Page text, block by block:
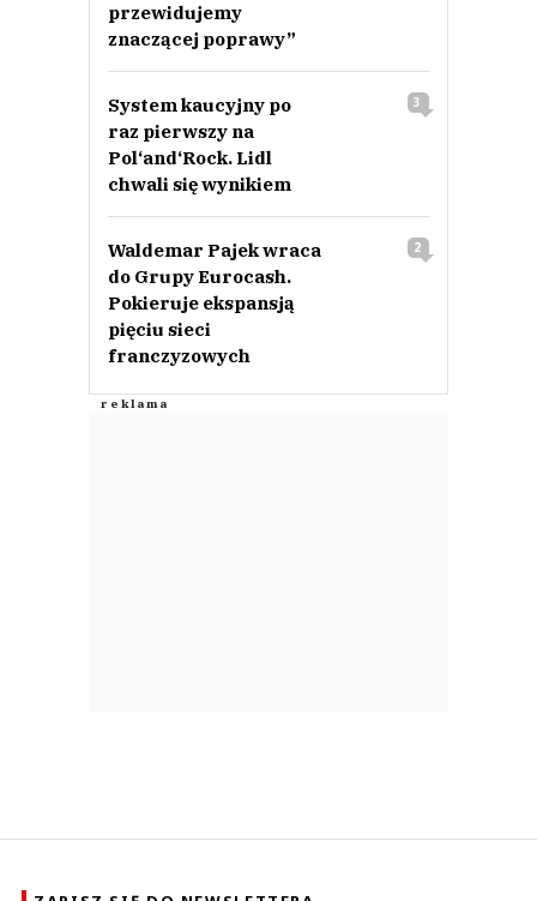
przewidujemy
znaczącej poprawy”
System kaucyjny po
raz pierwszy na
Pol‘and‘Rock. Lidl
chwali się wynikiem
3
Waldemar Pajek wraca
do Grupy Eurocash.
Pokieruje ekspansją
pięciu sieci
franczyzowych
2